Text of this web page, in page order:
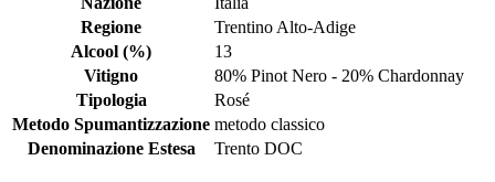
Regione
Trentino Alto-Adige
Alcool (%)
13
Vitigno
80% Pinot Nero - 20% Chardonnay
Tipologia
Rosé
Metodo Spumantizzazione metodo classico
Denominazione Estesa
Trento DOC